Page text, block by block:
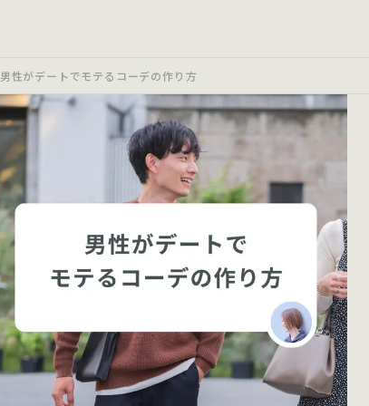
男性がデートでモテるコーデの作り方